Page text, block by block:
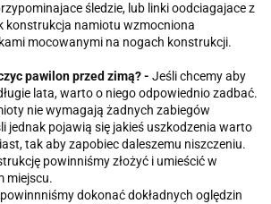
śledzie, lub linki oodciagajace z
konstrukcja namiotu wzmocniona
mocowanymi na nogach konstrukcji.
pawilon przed zimą? - Jeśli chcemy aby
lata, warto o niego odpowiednio zadbać.
nie wymagają żadnych zabiegów
jednak pojawią się jakieś uszkodzenia warto
tak aby zapobiec daleszemu niszczeniu.
powinniśmy złożyć i umieścić w
miejscu.
dokonać dokładnych oględzin